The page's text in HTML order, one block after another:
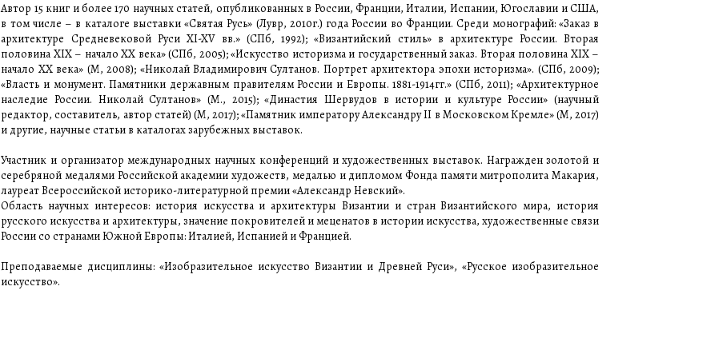
Автор 15 книг и более 170 научных статей, опубликованных в России, Франции, Италии, Испании, Югославии и США,
в том числе – в каталоге выставки «Святая Русь» (Лувр, 2010г.) года России во Франции. Среди монографий: «Заказ в
архитектуре Средневековой Руси XI-XV вв.» (СПб, 1992); «Византийский стиль» в архитектуре России. Вторая
половина XIX – начало ХХ века» (СПб, 2005); «Искусство историзма и государственный заказ. Вторая половина XIX –
начало ХХ века» (М, 2008); «Николай Владимирович Султанов. Портрет архитектора эпохи историзма». (СПб, 2009);
«Власть и монумент. Памятники державным правителям России и Европы. 1881-1914гг.» (СПб, 2011); «Архитектурное
наследие России. Николай Султанов» (М., 2015); «Династия Шервудов в истории и культуре России» (научный
редактор, составитель, автор статей) (М, 2017); «Памятник императору Александру II в Московском Кремле» (М, 2017)
и другие, научные статьи в каталогах зарубежных выставок.
Участник и организатор международных научных конференций и художественных выставок. Награжден золотой и
серебряной медалями Российской академии художеств, медалью и дипломом Фонда памяти митрополита Макария,
лауреат Всероссийской историко-литературной премии «Александр Невский».
Область научных интересов: история искусства и архитектуры Византии и стран Византийского мира, история
русского искусства и архитектуры, значение покровителей и меценатов в истории искусства, художественные связи
России со странами Южной Европы: Италией, Испанией и Францией.
Преподаваемые дисциплины: «Изобразительное искусство Византии и Древней Руси», «Русское изобразительное
искусство».